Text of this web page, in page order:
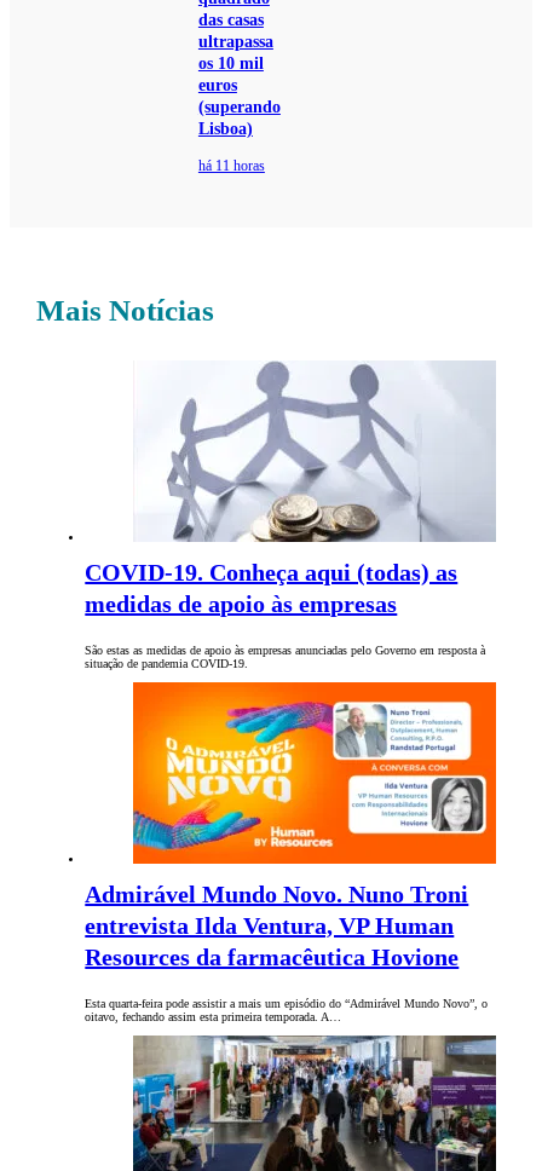
das casas
ultrapassa
os 10 mil
euros
(superando
Lisboa)
há 11 horas
Mais Notícias
COVID-19. Conheça aqui (todas) as
medidas de apoio às empresas
São estas as medidas de apoio às empresas anunciadas pelo Governo em resposta à
situação de pandemia COVID-19.
Admirável Mundo Novo. Nuno Troni
entrevista Ilda Ventura, VP Human
Resources da farmacêutica Hovione
Esta quarta-feira pode assistir a mais um episódio do “Admirável Mundo Novo”, o
oitavo, fechando assim esta primeira temporada. A…